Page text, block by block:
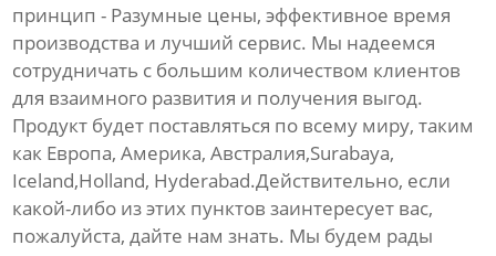
принцип - Разумные цены, эффективное время
производства и лучший сервис. Мы надеемся
сотрудничать с большим количеством клиентов
для взаимного развития и получения выгод.
Продукт будет поставляться по всему миру, таким
как Европа, Америка, Австралия,Surabaya,
Iceland,Holland, Hyderabad.Действительно, если
какой-либо из этих пунктов заинтересует вас,
пожалуйста, дайте нам знать. Мы будем рады